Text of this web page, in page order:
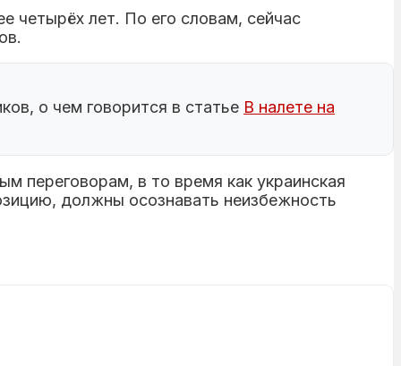
четырёх лет. По его словам, сейчас
о чем говорится в статье В налете на
переговорам, в то время как украинская
должны осознавать неизбежность